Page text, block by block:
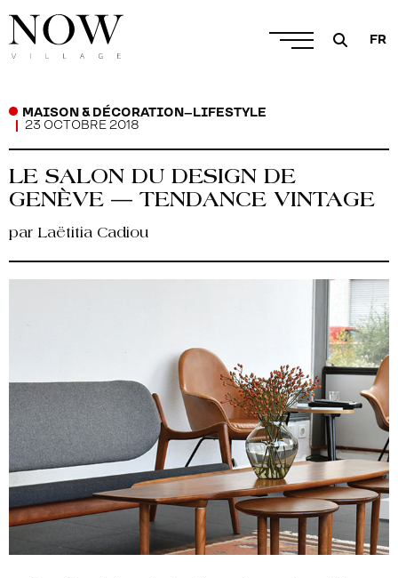
FR
MAISON & DÉCORATION– LIFESTYLE
23 OCTOBRE 2018
LE SALON DU DESIGN DE
GENÈVE — TENDANCE VINTAGE
par Laëtitia Cadiou